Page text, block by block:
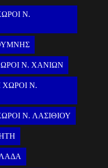
Ν.
Ν. ΧΑΝΙΩΝ
ΧΩΡΟΙ Ν.
Ν. ΛΑΣΙΘΙΟΥ